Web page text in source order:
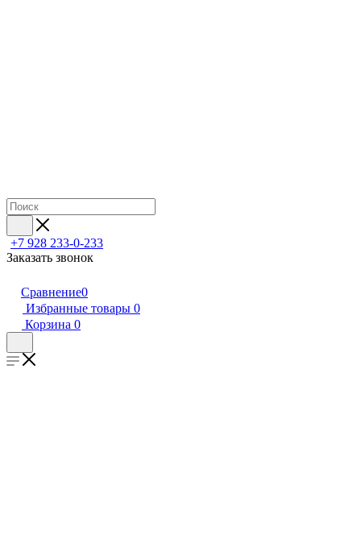
+7 928 233-0-233
Заказать звонок
Сравнение0
Избранные товары 0
Корзина 0